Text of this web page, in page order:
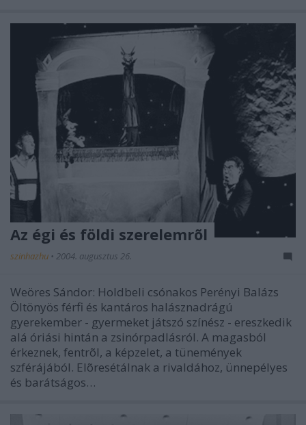
Az égi és földi szerelemrõl
szinhazhu • 2004. augusztus 26.
Weöres Sándor: Holdbeli csónakos Perényi Balázs
Öltönyös férfi és kantáros halásznadrágú
gyerekember - gyermeket játszó színész - ereszkedik
alá óriási hintán a zsinórpadlásról. A magasból
érkeznek, fentrõl, a képzelet, a tünemények
szférájából. Elõresétálnak a rivaldához, ünnepélyes
és barátságos…